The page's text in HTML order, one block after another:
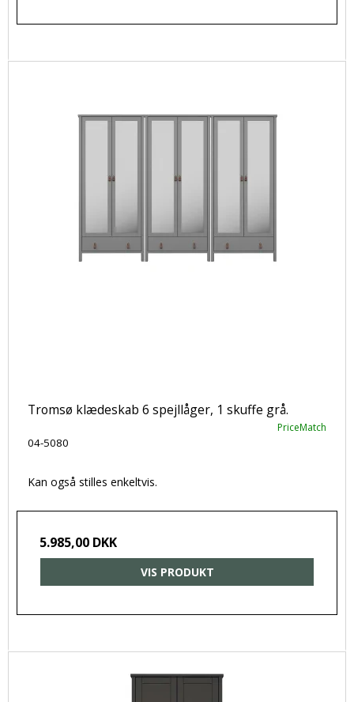
Tromsø klædeskab 6 spejllåger, 1 skuffe grå.
PriceMatch
04-5080
Kan også stilles enkeltvis.
5.985,00 DKK
VIS PRODUKT